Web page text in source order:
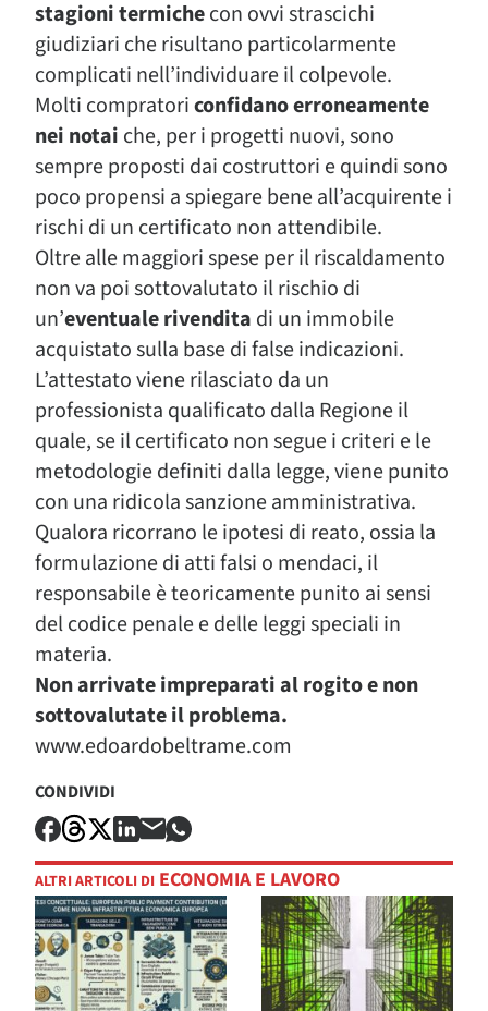
stagioni termichecon ovvi strascichi
giudiziari che risultano particolarmente
complicati nell’individuare il colpevole.
Molti compratoriconfidano erroneamente
nei notai che, per i progetti nuovi, sono
sempre proposti dai costruttori e quindi sono
poco propensi a spiegare bene all’acquirente i
rischi di un certificato non attendibile.
Oltre alle maggiori spese per il riscaldamento
non va poi sottovalutato il rischio di
un’eventuale rivendita di un immobile
acquistato sulla base di false indicazioni.
L’attestato viene rilasciato da un
professionista qualificato dalla Regione il
quale, se il certificato non segue i criteri e le
metodologie definiti dalla legge, viene punito
con una ridicola sanzione amministrativa.
Qualora ricorrano le ipotesi di reato, ossia la
formulazione di atti falsi o mendaci, il
responsabile è teoricamente punito ai sensi
del codice penale e delle leggi speciali in
materia.
Non arrivate impreparati al rogito e non
sottovalutate il problema.
www.edoardobeltrame.com
CONDIVIDI
ALTRI ARTICOLI DI ECONOMIA E LAVORO